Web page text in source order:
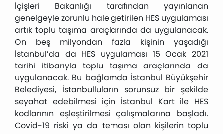
İçişleri Bakanlığı tarafından yayınlanan
genelgeyle zorunlu hale getirilen HES uygulaması
artık toplu taşıma araçlarında da uygulanacak.
On beş milyondan fazla kişinin yaşadığı
İstanbul’da da HES uygulaması 15 Ocak 2021
tarihi itibarıyla toplu taşıma araçlarında da
uygulanacak. Bu bağlamda İstanbul Büyükşehir
Belediyesi, İstanbulluların sorunsuz bir şekilde
seyahat edebilmesi için İstanbul Kart ile HES
kodlarının eşleştirilmesi çalışmalarına başladı.
Covid-19 riski ya da teması olan kişilerin toplu